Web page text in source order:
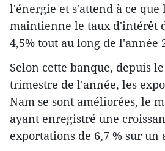
l'énergie et s'attend à ce que
maintienne le taux d'intérêt
4,5% tout au long de l'année
Selon cette banque, depuis
trimestre de l'année, les
Nam se sont améliorées, le
ayant enregistré une
exportations de 6,7 % sur un